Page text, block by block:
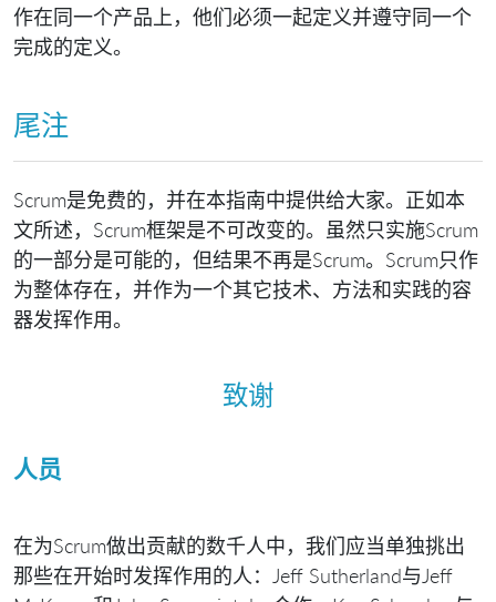
作在同一个产品上，他们必须一起定义并遵守同一个
完成的定义。
尾注
Scrum是免费的，并在本指南中提供给大家。正如本
文所述，Scrum框架是不可改变的。虽然只实施Scrum
的一部分是可能的，但结果不再是Scrum。Scrum只作
为整体存在，并作为一个其它技术、方法和实践的容
器发挥作用。
致谢
人员
在为Scrum做出贡献的数千人中，我们应当单独挑出
那些在开始时发挥作用的人：Jeff Sutherland与Jeff